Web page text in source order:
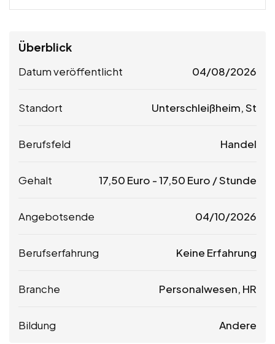
Überblick
Datum veröffentlicht 04/08/2026
Standort Unterschleißheim, St
Berufsfeld Handel
Gehalt 17,50 Euro -17,50 Euro / Stunde
Angebotsende 04/10/2026
Berufserfahrung Keine Erfahrung
Branche Personalwesen, HR
Bildung Andere